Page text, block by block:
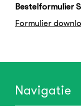
Bestelformulier
Formulier
Navigatie